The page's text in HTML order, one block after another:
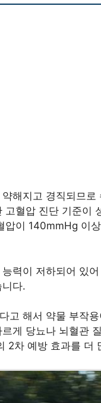
해지고 경직되므
혈압 진단 기준이
압이 140mmHg 이
력이 저하되어 있
다.
고 해서 약물 부작
게 당뇨나 뇌혈관
2차 예방 효과를 더